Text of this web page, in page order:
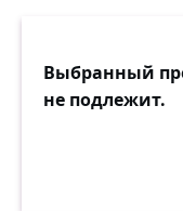
Выбранный
не подлежит.